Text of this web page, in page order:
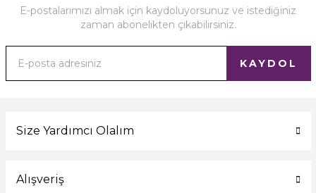
E-postalarımızı almak için kaydoluyorsunuz ve istediğiniz
zaman abonelikten çıkabilirsiniz.
KAYDOL
Size Yardımcı Olalım
Alışveriş